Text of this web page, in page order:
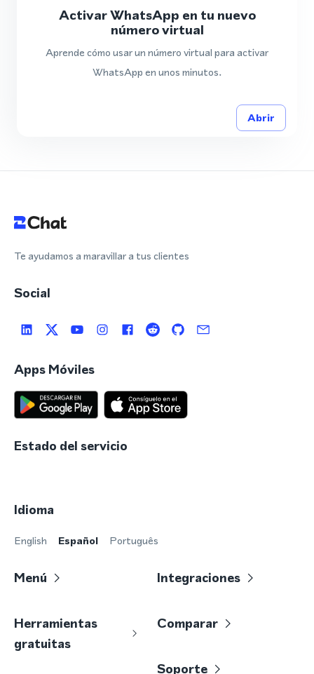
Activar WhatsApp en tu nuevo
número virtual
Aprende cómo usar un número virtual para activar
WhatsApp en unos minutos.
Abrir
Te ayudamos a maravillar a tus clientes
Social
Apps Móviles
Estado del servicio
Idioma
English Español Português
Menú Integraciones
Herramientas
gratuitas
Comparar
Soporte